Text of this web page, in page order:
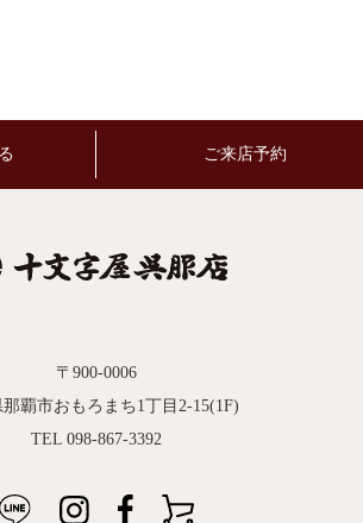
ご来店予約
〒900-0006
覇市おもろまち1丁目2-15(1F)
TEL 098-867-3392